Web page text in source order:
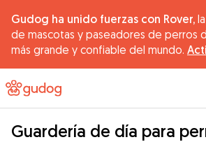
Gudog ha unido fuerzas con Rover,
de mascotas y paseadores de perros
más grande y confiable del mundo.
Guardería de día para